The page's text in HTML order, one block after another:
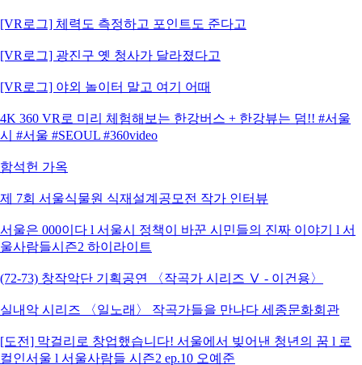
[VR로그] 체력도 측정하고 포인트도 준다고
[VR로그] 광진구 옛 청사가 달라졌다고
[VR로그] 야외 놀이터 말고 여기 어때
4K 360 VR로 미리 체험해보는 한강버스 + 한강뷰는 덤!! #서울
시 #서울 #SEOUL #360video
함석헌 가옥
제 7회 서울식물원 식재설계공모전 작가 인터뷰
서울은 000이다 l 서울시 정책이 바꾼 시민들의 진짜 이야기 l 서
울사람들시즌2 하이라이트
(72-73) 창작악단 기획공연 〈작곡가 시리즈 Ⅴ - 이건용〉
실내악 시리즈 〈일노래〉 작곡가들을 만나다 세종문화회관
[도전] 막걸리로 창업했습니다! 서울에서 빚어낸 청년의 꿈 l 로
컬인서울 l 서울사람들 시즌2 ep.10 오예준